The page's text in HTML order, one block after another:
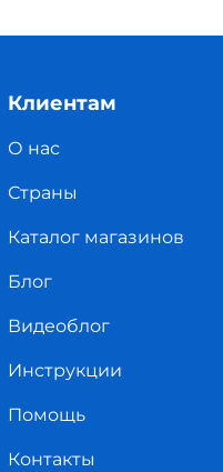
Клиентам
О нас
Страны
Каталог магазинов
Блог
Видеоблог
Инструкции
Помощь
Контакты